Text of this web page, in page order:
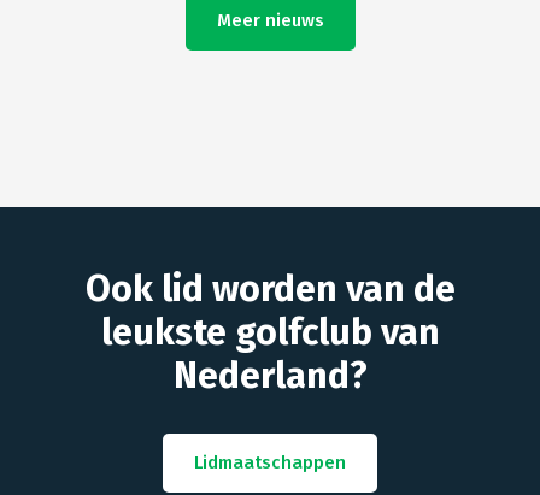
Meer nieuws
Ook lid worden van de
leukste golfclub van
Nederland?
Lidmaatschappen